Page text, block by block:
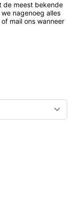
de meest bekende
nagenoeg alles
mail ons wanneer